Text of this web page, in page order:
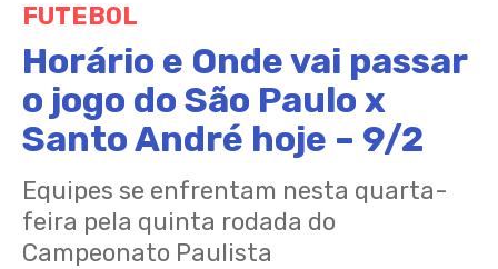
FUTEBOL
Horário e Onde vai passar
o jogo do São Paulo x
Santo André hoje – 9/2
Equipes se enfrentam nesta quarta-
feira pela quinta rodada do
Campeonato Paulista